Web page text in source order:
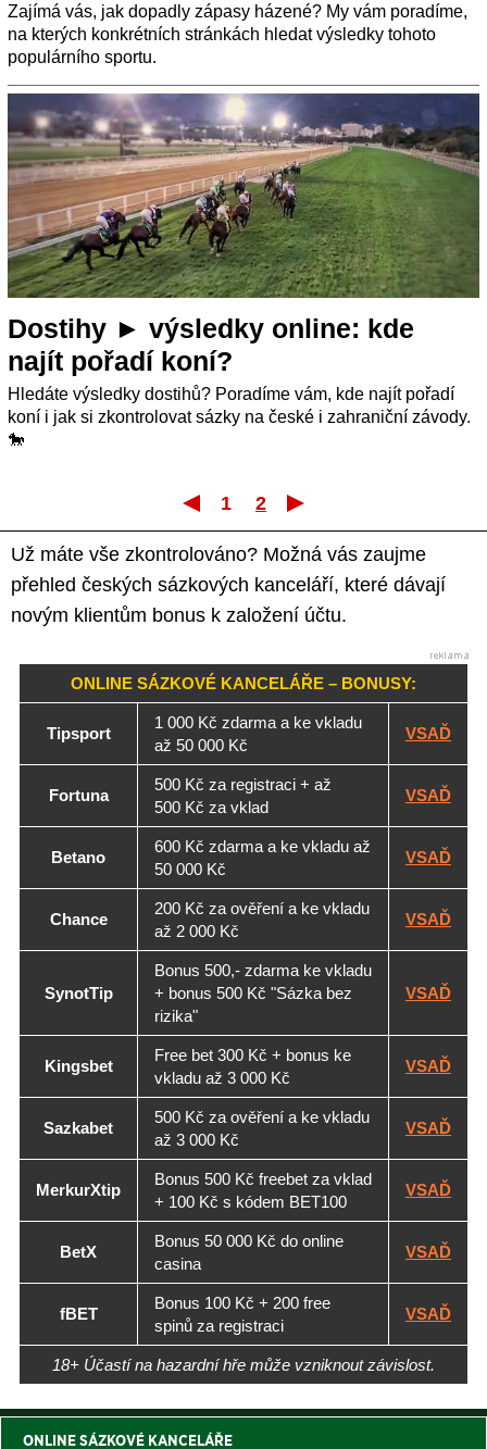
Zajímá vás, jak dopadly zápasy házené? My vám poradíme,
na kterých konkrétních stránkách hledat výsledky tohoto
populárního sportu.
Dostihy ► výsledky online: kde
najít pořadí koní?
Hledáte výsledky dostihů? Poradíme vám, kde najít pořadí
koní i jak si zkontrolovat sázky na české i zahraniční závody.
🐎
První
1 2
Už máte vše zkontrolováno? Možná vás zaujme
přehled českých sázkových kanceláří, které dávají
novým klientům bonus k založení účtu.
ONLINE SÁZKOVÉ KANCELÁŘE – BONUSY:
Tipsport
1 000 Kč zdarma a ke vkladu
až 50 000 Kč
VSAĎ
Fortuna
500 Kč za registraci + až
500 Kč za vklad
VSAĎ
Betano
600 Kč zdarma a ke vkladu až
50 000 Kč
VSAĎ
Chance
200 Kč za ověření a ke vkladu
až 2 000 Kč
VSAĎ
SynotTip
Bonus 500,- zdarma ke vkladu
+ bonus 500 Kč "Sázka bez
rizika"
VSAĎ
Kingsbet
Free bet 300 Kč + bonus ke
vkladu až 3 000 Kč
VSAĎ
Sazkabet
500 Kč za ověření a ke vkladu
až 3 000 Kč
VSAĎ
MerkurXtip
Bonus 500 Kč freebet za vklad
+ 100 Kč s kódem BET100
VSAĎ
BetX
Bonus 50 000 Kč do online
casina
VSAĎ
fBET
Bonus 100 Kč + 200 free
spinů za registraci
VSAĎ
18+ Účastí na hazardní hře může vzniknout závislost.
ONLINE SÁZKOVÉ KANCELÁŘE